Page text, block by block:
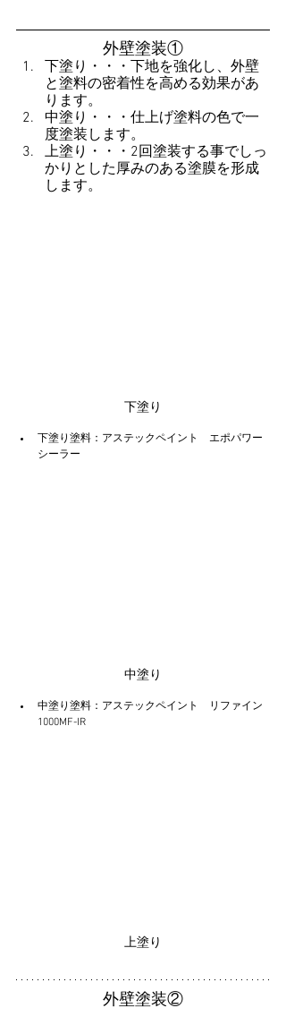
外壁塗装①
下塗り・・・下地を強化し、外壁
と塗料の密着性を高める効果があ
ります。
中塗り・・・仕上げ塗料の色で一
度塗装します。
上塗り・・・2回塗装する事でしっ
かりとした厚みのある塗膜を形成
します。
下塗り
下塗り塗料：アステックペイント　エポパワー
シーラー
中塗り
中塗り塗料：アステックペイント　リファイン
1000MF-IR
上塗り
外壁塗装②